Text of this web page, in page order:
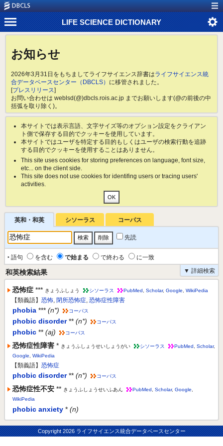
LIFE SCIENCE DICTIONARY
お知らせ
2026年3月31日をもちましてライフサイエンス辞書はライフサイエンス統
合データベースセンター（DBCLS） に移管されました。
[プレスリリース]
お問い合わせは weblsd(@)dbcls.rois.ac.jp までお願いします(@の前後の中
括弧を取り除く)。
本サイトでは表示言語、文字サイズ等のオプション設定をクライアン
ト側で保存する目的でクッキーを使用しています。
本サイトではユーザを特定する目的もしくはユーザの検索行動を追跡
する目的でクッキーを使用することはありません。
This site uses cookies for storing preferences on language, font size,
etc... on the client side.
This site does not use cookies for identifing users or tracing users'
activities.
英和・和英 シソーラス コーパス
先読
‣ 語句 を含む で始まる で終わる
に一致
▼ 詳細検索
和英検索結果
恐怖症 *** きょうふしょう シソーラス PubMed Scholar, Google WikiPedia
【類義語】 恐怖, 閉所恐怖症, 恐怖症性障害
phobia *** (n*) コーパス
phobic disorder ** (n*) コーパス
phobic ** (aj) コーパス
恐怖症性障害 * きょうふしょうせいしょうがい シソーラス PubMed Scholar,
Google
WikiPedia
【類義語】 恐怖症
phobic disorder ** (n*) コーパス
恐怖症性不安 ** きょうふしょうせいふあん PubMed Scholar, Google
WikiPedia
phobic anxiety * (n)
Copyright2026 ライフサイエンス統合データベースセンター